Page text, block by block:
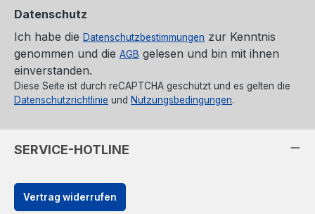
Datenschutz
Ich habe die Datenschutzbestimmungen zur Kenntnis
genommen und die AGB gelesen und bin mit ihnen
einverstanden.
Diese Seite ist durch reCAPTCHA geschützt und es gelten die
Datenschutzrichtlinie und Nutzungsbedingungen.
SERVICE-HOTLINE
Vertrag widerrufen